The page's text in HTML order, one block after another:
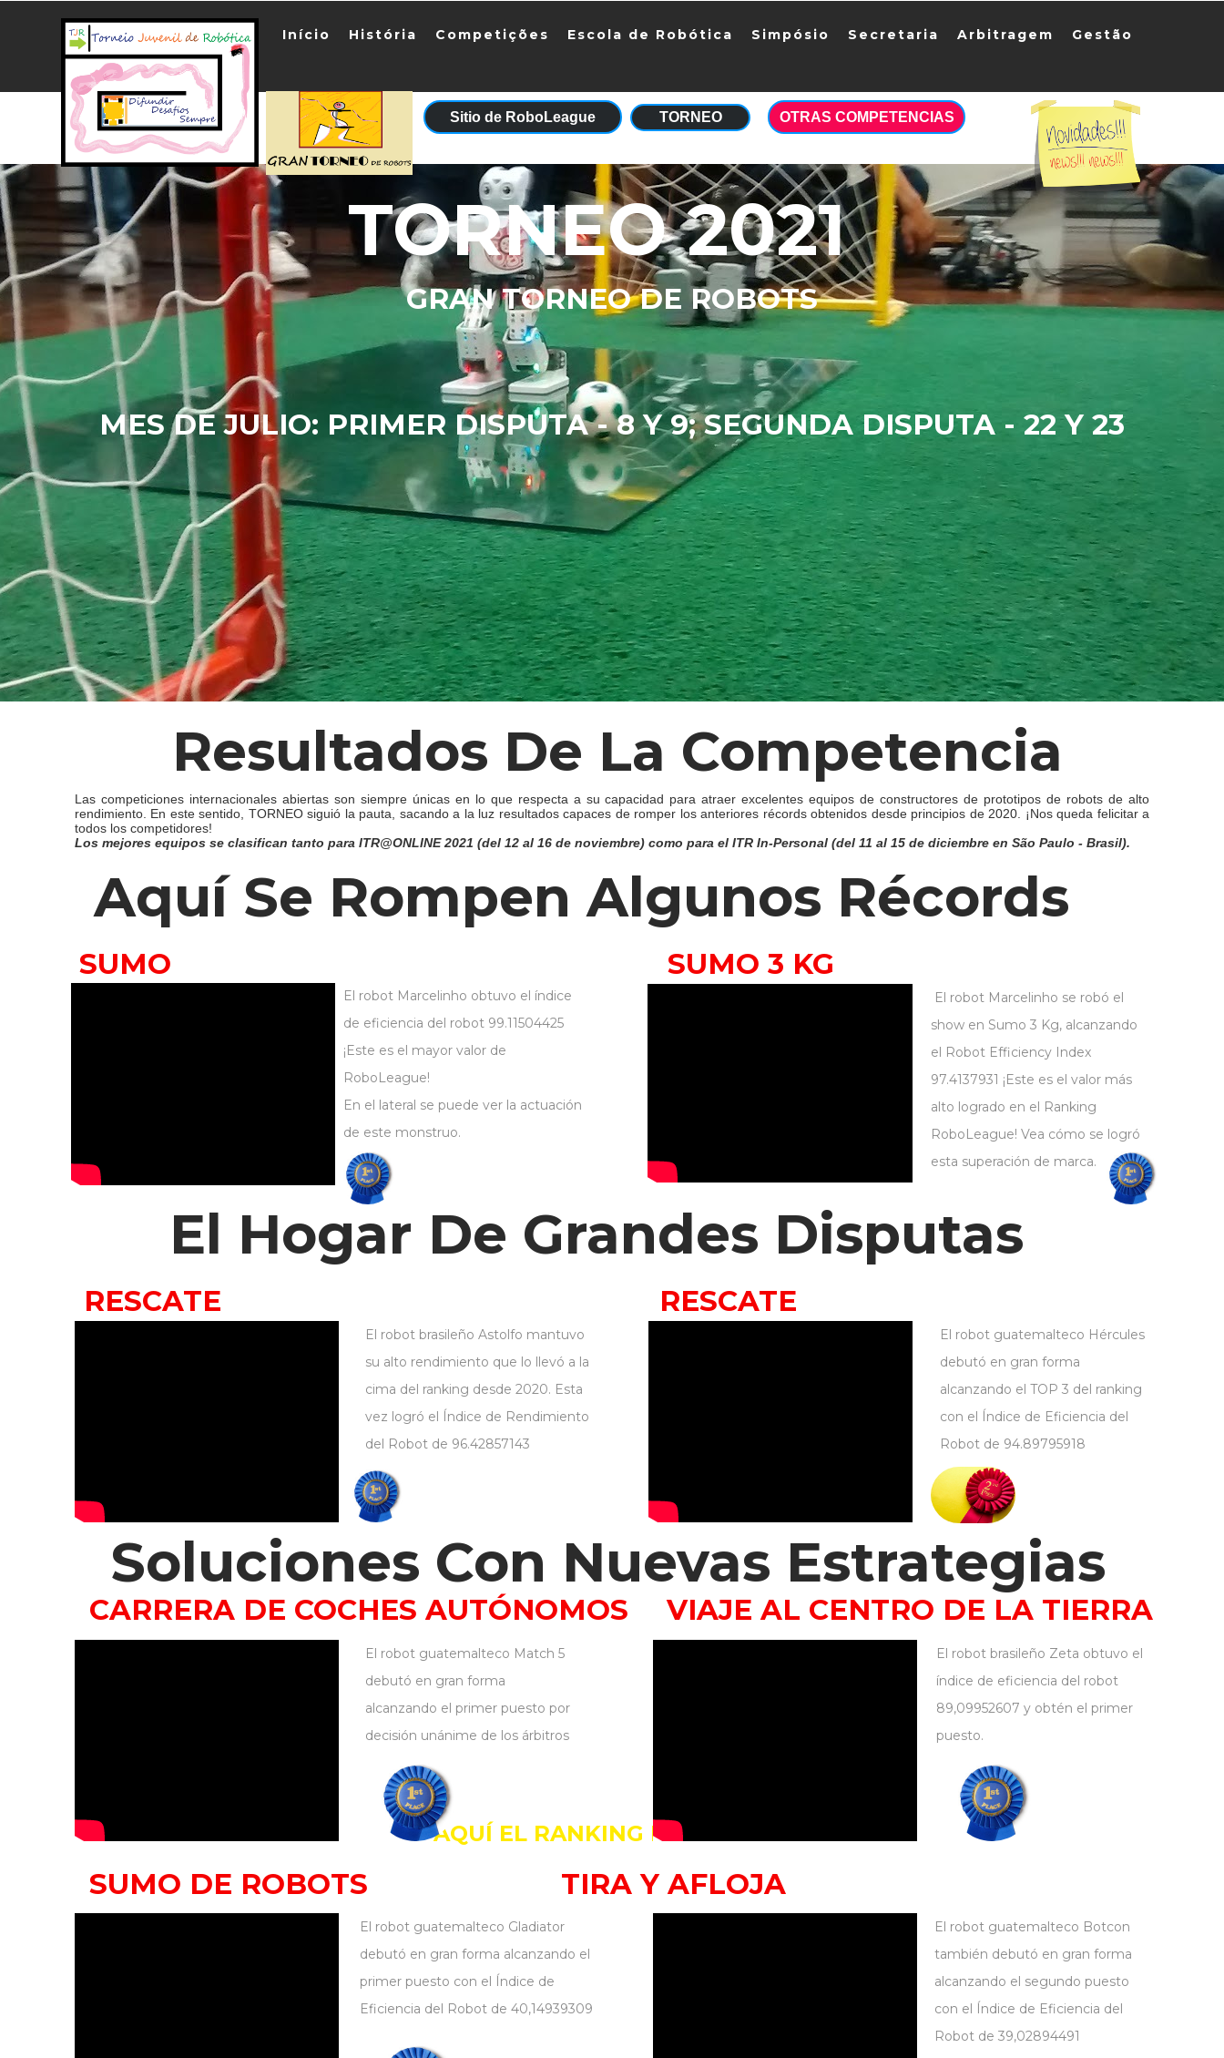
Início História Competições Escola de Robótica Simpósio Secretaria Arbitragem Gestão
Sitio de RoboLeague OTRAS COMPETENCIAS
TORNEO
TORNEO 2021
GRAN TORNEO DE ROBOTS
Resultados De La Competencia
El robot Marcelinho obtuvo el índice
de eficiencia del robot 99.11504425
¡Este es el mayor valor de
RoboLeague!
En el lateral se puede ver la actuación
de este monstruo.
SUMO 3 KG
El robot brasileño Astolfo mantuvo
su alto rendimiento que lo llevó a la
cima del ranking desde 2020. Esta
vez logró el Índice de Rendimiento
del Robot de 96.42857143
RESCATE
El robot Marcelinho se robó el
show en Sumo 3 Kg, alcanzando
el Robot Efficiency Index
97.4137931 ¡Este es el valor más
alto logrado en el Ranking
RoboLeague! Vea cómo se logró
esta superación de marca.
Soluciones Con Nuevas Estrategias
Aquí Se Rompen Algunos Récords
Las competiciones internacionales abiertas son siempre únicas en lo que respecta a su capacidad para atraer excelentes equipos de constructores de prototipos de robots de alto
rendimiento. En este sentido, TORNEO siguió la pauta, sacando a la luz resultados capaces de romper los anteriores récords obtenidos desde principios de 2020. ¡Nos queda felicitar a
todos los competidores!
Los mejores equipos se clasifican tanto para ITR@ONLINE 2021 (del 12 al 16 de noviembre) como para el ITR In-Personal (del 11 al 15 de diciembre en São Paulo - Brasil).
CARRERA DE COCHES AUTÓNOMOS
SUMO
MES DE JULIO: PRIMER DISPUTA - 8 Y 9; SEGUNDA DISPUTA - 22 Y 23
El Hogar De Grandes Disputas
RESCATE
El robot guatemalteco Hércules
debutó en gran forma
alcanzando el TOP 3 del ranking
con el Índice de Eficiencia del
Robot de 94.89795918
VIAJE AL CENTRO DE LA TIERRA
El robot brasileño Zeta obtuvo el
índice de eficiencia del robot
89,09952607 y obtén el primer
puesto.
El robot guatemalteco Match 5
debutó en gran forma
alcanzando el primer puesto por
decisión unánime de los árbitros
SUMO DE ROBOTS
El robot guatemalteco Gladiator
debutó en gran forma alcanzando el
primer puesto con el Índice de
Eficiencia del Robot de 40,14939309
El robot guatemalteco Botcon
también debutó en gran forma
alcanzando el segundo puesto
con el Índice de Eficiencia del
Robot de 39,02894491
AQUÍ EL RANKING DEL TORNEO
TIRA Y AFLOJA